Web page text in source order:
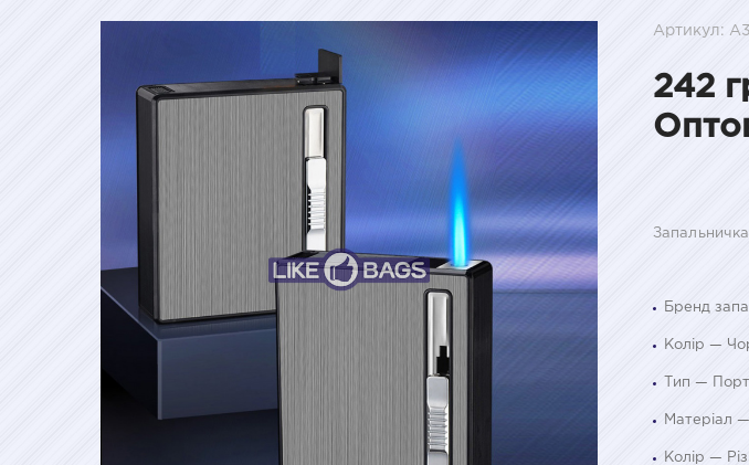
Артикул:
242
Бренд
Колір —
Тип —
Матеріал
Колір —